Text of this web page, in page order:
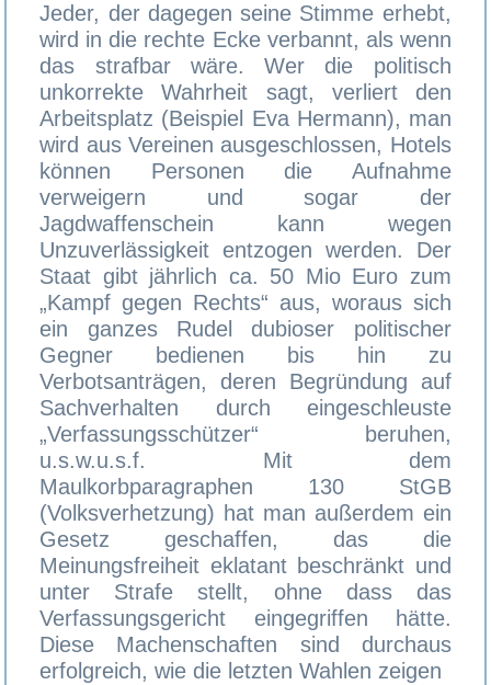
Jeder, der dagegen seine Stimme erhebt,
wird in die rechte Ecke verbannt, als wenn
das strafbar wäre. Wer die politisch
unkorrekte Wahrheit sagt, verliert den
Arbeitsplatz (Beispiel Eva Hermann), man
wird aus Vereinen ausgeschlossen, Hotels
können Personen die Aufnahme
verweigern und sogar der
Jagdwaffenschein kann wegen
Unzuverlässigkeit entzogen werden. Der
Staat gibt jährlich ca. 50 Mio Euro zum
„Kampf gegen Rechts“ aus, woraus sich
ein ganzes Rudel dubioser politischer
Gegner bedienen bis hin zu
Verbotsanträgen, deren Begründung auf
Sachverhalten durch eingeschleuste
„Verfassungsschützer“ beruhen,
u.s.w.u.s.f. Mit dem
Maulkorbparagraphen 130 StGB
(Volksverhetzung) hat man außerdem ein
Gesetz geschaffen, das die
Meinungsfreiheit eklatant beschränkt und
unter Strafe stellt, ohne dass das
Verfassungsgericht eingegriffen hätte.
Diese Machenschaften sind durchaus
erfolgreich, wie die letzten Wahlen zeigen